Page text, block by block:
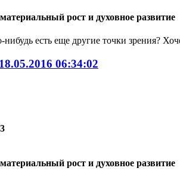
рост и духовное развитие
нибудь есть еще другие точки зрения?
18.05.2016 06:34:02
рост и духовное развитие